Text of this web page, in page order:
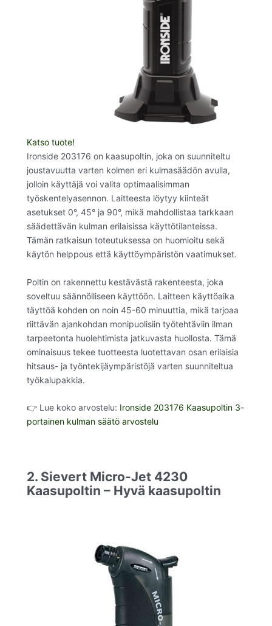
Katso tuote!
Ironside 203176 on kaasupoltin, joka on suunniteltu
joustavuutta varten kolmen eri kulmasäädön avulla,
jolloin käyttäjä voi valita optimaalisimman
työskentelyasennon. Laitteesta löytyy kiinteät
asetukset 0°, 45° ja 90°, mikä mahdollistaa tarkkaan
säädettävän kulman erilaisissa käyttötilanteissa.
Tämän ratkaisun toteutuksessa on huomioitu sekä
käytön helppous että käyttöympäristön vaatimukset.
Poltin on rakennettu kestävästä rakenteesta, joka
soveltuu säännölliseen käyttöön. Laitteen käyttöaika
täyttöä kohden on noin 45-60 minuuttia, mikä tarjoaa
riittävän ajankohdan monipuolisiin työtehtäviin ilman
tarpeetonta huolehtimista jatkuvasta huollosta. Tämä
ominaisuus tekee tuotteesta luotettavan osan erilaisia
hitsaus- ja työntekijäympäristöjä varten suunniteltua
työkalupakkia.
👉 Lue koko arvostelu: Ironside 203176 Kaasupoltin 3-
portainen kulman säätö arvostelu
2. Sievert Micro-Jet 4230
Kaasupoltin – Hyvä kaasupoltin